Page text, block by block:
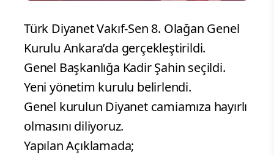
Türk Diyanet Vakıf-Sen 8. Olağan Genel
Kurulu Ankara’da gerçekleştirildi.
Genel Başkanlığa Kadir Şahin seçildi.
Yeni yönetim kurulu belirlendi.
Genel kurulun Diyanet camiamıza hayırlı
olmasını diliyoruz.
Yapılan Açıklamada;